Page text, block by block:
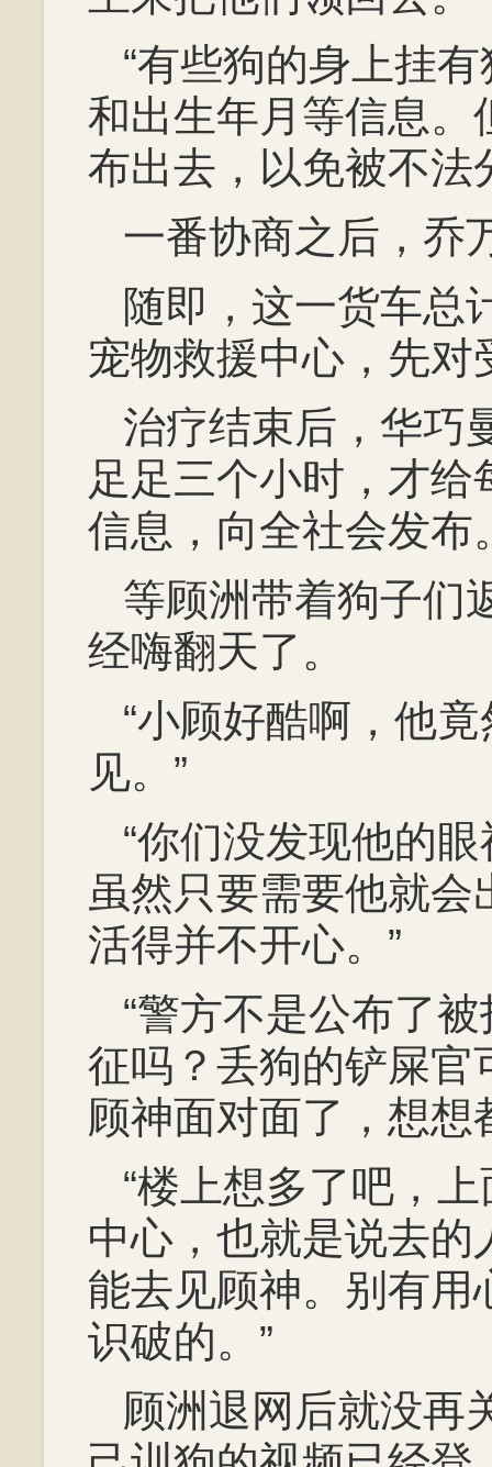
“有些狗的身上挂
和出生年月等信息。
布出去，以免被不法
一番协商之后，乔
随即，这一货车总
宠物救援中心，先
治疗结束后，华巧
足足三个小时，才
信息，向全社会发布
等顾洲带着狗子们
经嗨翻天了。
“小顾好酷啊，他
见。”
“你们没发现他的
虽然只要需要他就
活得并不开心。”
“警方不是公布了
征吗？丢狗的铲屎官
顾神面对面了，想想
“楼上想多了吧，
中心，也就是说去
能去见顾神。别有用
识破的。”
顾洲退网后就没再